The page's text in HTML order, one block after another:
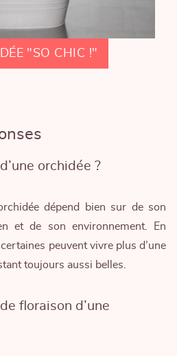
"SO CHIC !"
orchidée ?
dépend bien sur de son
et de son environnement. En
peuvent vivre plus d’une
toujours aussi belles.
floraison d’une